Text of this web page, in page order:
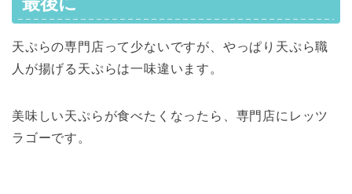
天ぷらの専門店って少ないですが、やっぱり天ぷら職
人が揚げる天ぷらは一味違います。
美味しい天ぷらが食べたくなったら、専門店にレッツ
ラゴーです。